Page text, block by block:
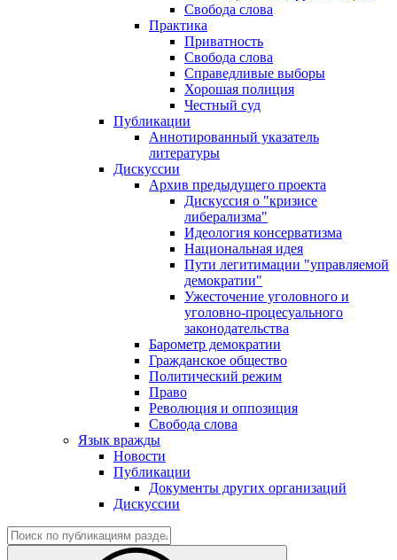
Свобода слова
Практика
Приватность
Свобода слова
Справедливые выборы
Хорошая полиция
Честный суд
Публикации
Аннотированный указатель
литературы
Дискуссии
Архив предыдущего проекта
Дискуссия о "кризисе
либерализма"
Идеология консерватизма
Национальная идея
Пути легитимации "управляемой
демократии"
Ужесточение уголовного и
уголовно-процесуального
законодательства
Барометр демократии
Гражданское общество
Политический режим
Право
Революция и оппозиция
Свобода слова
Язык вражды
Новости
Публикации
Документы других организаций
Дискуссии